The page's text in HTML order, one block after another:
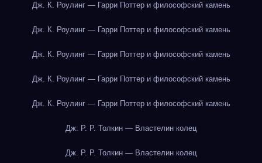
Дж. К. Роулинг — Гарри Поттер и философский камень
Дж. К. Роулинг — Гарри Поттер и философский камень
Дж. К. Роулинг — Гарри Поттер и философский камень
Дж. К. Роулинг — Гарри Поттер и философский камень
Дж. К. Роулинг — Гарри Поттер и философский камень
Дж. Р. Р. Толкин — Властелин колец
Дж. Р. Р. Толкин — Властелин колец